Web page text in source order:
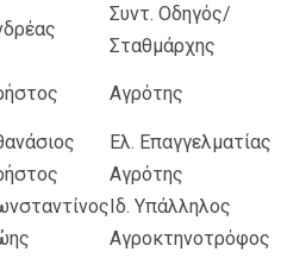
Συντ. Οδηγός/
Σταθμάρχης
Αγρότης
Ελ. Επαγγελματίας
Αγρότης
Ιδ. Υπάλληλος
Αγροκτηνοτρόφος